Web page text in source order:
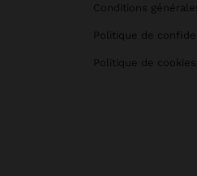
Conditions
Politique de
Politique de cookies